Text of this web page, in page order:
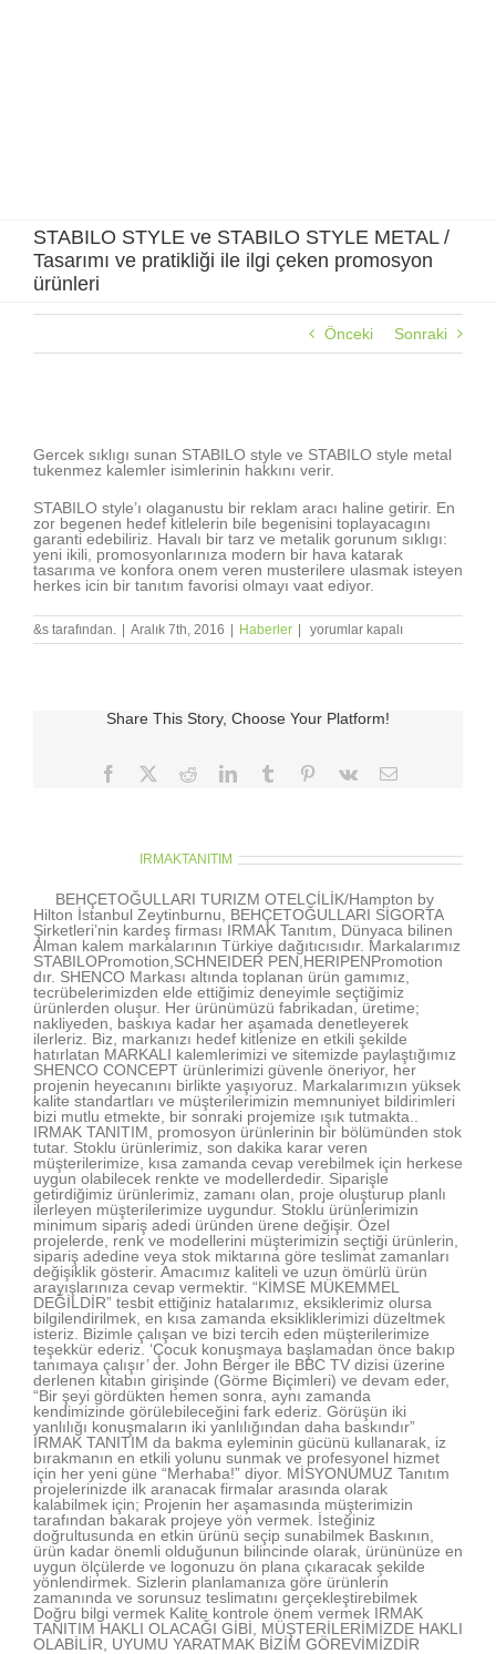
STABILO STYLE ve STABILO STYLE METAL /
Tasarımı ve pratikliği ile ilgi çeken promosyon
ürünleri
Önceki Sonraki
Gercek sıklıgı sunan STABILO style ve STABILO style metal
tukenmez kalemler isimlerinin hakkını verir.
STABILO style’ı olaganustu bir reklam aracı haline getirir. En
zor begenen hedef kitlelerin bile begenisini toplayacagını
garanti edebiliriz. Havalı bir tarz ve metalik gorunum sıklıgı:
yeni ikili, promosyonlarınıza modern bir hava katarak
tasarıma ve konfora onem veren musterilere ulasmak isteyen
herkes icin bir tanıtım favorisi olmayı vaat ediyor.
&s tarafından. Aralık 7th, 2016 Haberler
STABILO
STYLE
/
pratikliği
ile
için
yorumlar kapalı
Share This Story, Choose Your Platform!
Facebook RedditLinkedInTumblr Pinterest
Vk
E-
IRMAKTANITIM
BEHÇETOĞULLARI TURIZM OTELCİLİK/Hampton by
Hilton İstanbul Zeytinburnu, BEHÇETOĞULLARI SİGORTA
Şirketleri’nin kardeş firması IRMAK Tanıtım, Dünyaca bilinen
Alman kalem markalarının Türkiye dağıtıcısıdır. Markalarımız
STABILOPromotion,SCHNEIDER PEN,HERIPENPromotion
dır. SHENCO Markası altında toplanan ürün gamımız,
tecrübelerimizden elde ettiğimiz deneyimle seçtiğimiz
ürünlerden oluşur. Her ürünümüzü fabrikadan, üretime;
nakliyeden, baskıya kadar her aşamada denetleyerek
ilerleriz. Biz, markanızı hedef kitlenize en etkili şekilde
hatırlatan MARKALI kalemlerimizi ve sitemizde paylaştığımız
SHENCO CONCEPT ürünlerimizi güvenle öneriyor, her
projenin heyecanını birlikte yaşıyoruz. Markalarımızın yüksek
kalite standartları ve müşterilerimizin memnuniyet bildirimleri
bizi mutlu etmekte, bir sonraki projemize ışık tutmakta..
IRMAK TANITIM, promosyon ürünlerinin bir bölümünden stok
tutar. Stoklu ürünlerimiz, son dakika karar veren
müşterilerimize, kısa zamanda cevap verebilmek için herkese
uygun olabilecek renkte ve modellerdedir. Siparişle
getirdiğimiz ürünlerimiz, zamanı olan, proje oluşturup planlı
ilerleyen müşterilerimize uygundur. Stoklu ürünlerimizin
minimum sipariş adedi üründen ürene değişir. Özel
projelerde, renk ve modellerini müşterimizin seçtiği ürünlerin,
sipariş adedine veya stok miktarına göre teslimat zamanları
değişiklik gösterir. Amacımız kaliteli ve uzun ömürlü ürün
arayışlarınıza cevap vermektir. “KİMSE MÜKEMMEL
DEĞİLDİR” tesbit ettiğiniz hatalarımız, eksiklerimiz olursa
bilgilendirilmek, en kısa zamanda eksikliklerimizi düzeltmek
isteriz. Bizimle çalışan ve bizi tercih eden müşterilerimize
teşekkür ederiz. ‘Çocuk konuşmaya başlamadan önce bakıp
tanımaya çalışır’ der. John Berger ile BBC TV dizisi üzerine
derlenen kitabın girişinde (Görme Biçimleri) ve devam eder,
“Bir şeyi gördükten hemen sonra, aynı zamanda
kendimizinde görülebileceğini fark ederiz. Görüşün iki
yanlılığı konuşmaların iki yanlılığından daha baskındır”
IRMAK TANITIM da bakma eyleminin gücünü kullanarak, iz
bırakmanın en etkili yolunu sunmak ve profesyonel hizmet
için her yeni güne “Merhaba!” diyor. MİSYONUMUZ Tanıtım
projelerinizde ilk aranacak firmalar arasında olarak
kalabilmek için; Projenin her aşamasında müşterimizin
tarafından bakarak projeye yön vermek. İsteğiniz
doğrultusunda en etkin ürünü seçip sunabilmek Baskının,
ürün kadar önemli olduğunun bilincinde olarak, ürününüze en
uygun ölçülerde ve logonuzu ön plana çıkaracak şekilde
yönlendirmek. Sizlerin planlamanıza göre ürünlerin
zamanında ve sorunsuz teslimatını gerçekleştirebilmek
Doğru bilgi vermek Kalite kontrole önem vermek IRMAK
TANITIM HAKLI OLACAĞI GİBİ, MÜŞTERİLERİMİZDE HAKLI
OLABİLİR, UYUMU YARATMAK BİZİM GÖREVİMİZDİR